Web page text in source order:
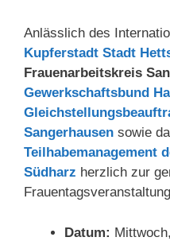
Anlässlich des
Kupferstadt Stadt
Frauenarbeitskreis
Gewerkschaftsbund
Sangerhausen sowie
Teilhabemanagement
Südharz herzlich zur
Datum: